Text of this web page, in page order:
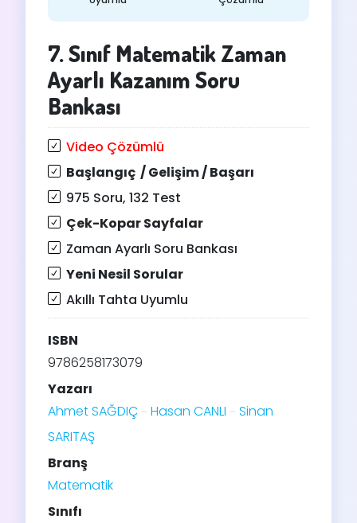
7. Sınıf Matematik Zaman
Ayarlı Kazanım Soru
Bankası
Video Çözümlü
Başlangıç / Gelişim / Başarı
975 Soru, 132 Test
Çek-Kopar Sayfalar
Zaman Ayarlı Soru Bankası
Yeni Nesil Sorular
Akıllı Tahta Uyumlu
ISBN
9786258173079
Yazarı
Ahmet SAĞDIÇ
Hasan CANLI
Sinan
SARITAŞ
Branş
Matematik
Sınıfı